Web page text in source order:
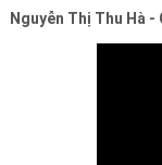
Nguyễn Thị Thu Hà